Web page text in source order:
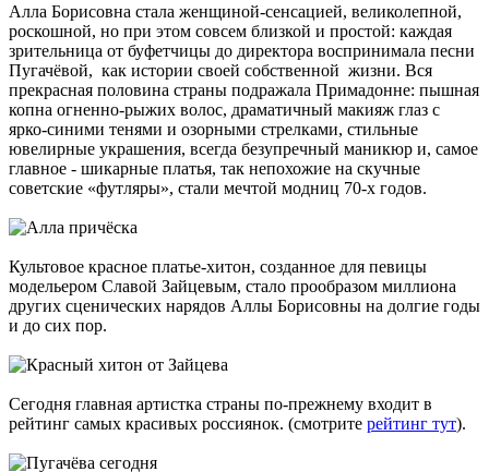
Алла Борисовна стала женщиной-сенсацией, великолепной,
роскошной, но при этом совсем близкой и простой: каждая
зрительница от буфетчицы до директора воспринимала песни
Пугачёвой, как истории своей собственной жизни. Вся
прекрасная половина страны подражала Примадонне: пышная
копна огненно-рыжих волос, драматичный макияж глаз с
ярко-синими тенями и озорными стрелками, стильные
ювелирные украшения, всегда безупречный маникюр и, самое
главное - шикарные платья, так непохожие на скучные
советские «футляры», стали мечтой модниц 70-х годов.
Культовое красное платье-хитон, созданное для певицы
модельером Славой Зайцевым, стало прообразом миллиона
других сценических нарядов Аллы Борисовны на долгие годы
и до сих пор.
Сегодня главная артистка страны по-прежнему входит в
рейтинг самых красивых россиянок. (смотрите рейтинг тут).